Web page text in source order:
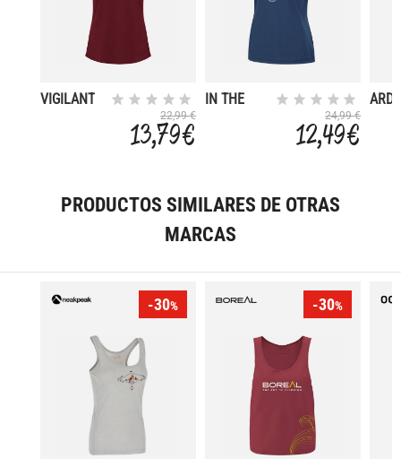
VIGILANT
22,99 €
13,79 €
IN THE
24,99 €
12,49 €
PRODUCTOS SIMILARES DE OTRAS
MARCAS
-30% -30%